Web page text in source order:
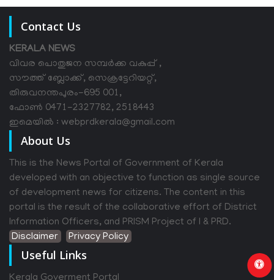
Contact Us
KERALA NEWS
വിവര പൊതുജന സമ്പര്‍ക്ക വകുപ്പ് ,
സൗത്ത് ബ്ലോക്ക്, സെക്രട്ടേറിയറ്റ്,
തിരുവനന്തപുരം-695 001,
ഫോൺ 0471-2327782, 2518443
ഇമെയിൽ : webprdkerala@gmail.com
About Us
This is the News Portal of Government of Kerala
developed with an objective to function as single source
of development news for citizens. The content in this
portal is the result of the collaborative effort of District
Information Officers, and PRISM Project of I & PRD.
Disclaimer
Privacy Policy
Useful Links